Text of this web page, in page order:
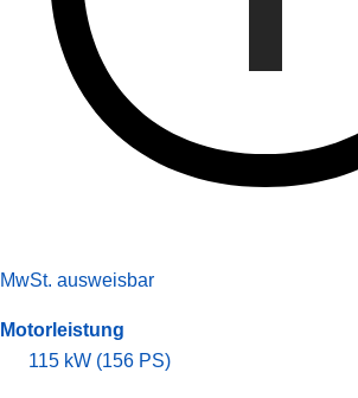
MwSt. ausweisbar
Motorleistung
115 kW (156 PS)